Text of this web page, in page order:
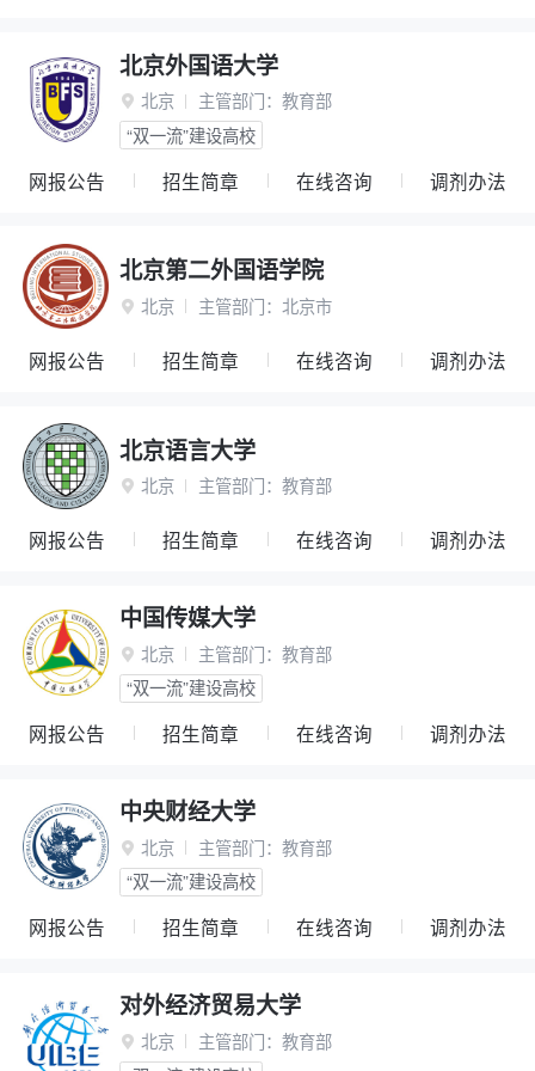
北京外国语大学
 北京 主管部门： 教育部
“双一流”建设高校
网报公告 招生简章 在线咨询 调剂办法
北京第二外国语学院
 北京 主管部门： 北京市
网报公告 招生简章 在线咨询 调剂办法
北京语言大学
 北京 主管部门： 教育部
网报公告 招生简章 在线咨询 调剂办法
中国传媒大学
 北京 主管部门： 教育部
“双一流”建设高校
网报公告 招生简章 在线咨询 调剂办法
中央财经大学
 北京 主管部门： 教育部
“双一流”建设高校
网报公告 招生简章 在线咨询 调剂办法
对外经济贸易大学
 北京 主管部门： 教育部